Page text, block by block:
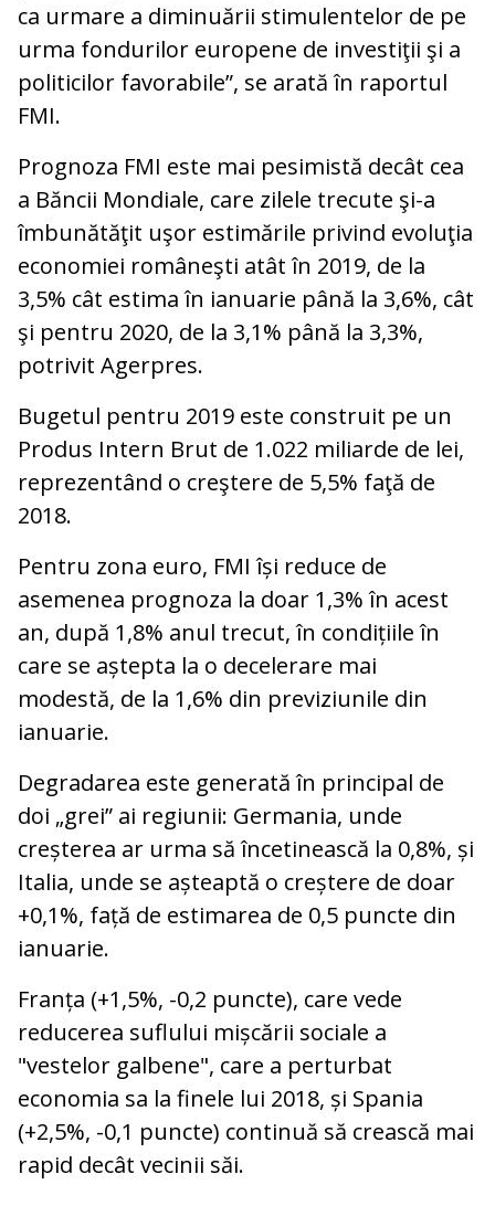
ca urmare a diminuării stimulentelor de pe
urma fondurilor europene de investiţii şi a
politicilor favorabile”, se arată în raportul
FMI.
Prognoza FMI este mai pesimistă decât cea
a Băncii Mondiale, care zilele trecute şi-a
îmbunătăţit uşor estimările privind evoluţia
economiei româneşti atât în 2019, de la
3,5% cât estima în ianuarie până la 3,6%, cât
şi pentru 2020, de la 3,1% până la 3,3%,
potrivit Agerpres.
Bugetul pentru 2019 este construit pe un
Produs Intern Brut de 1.022 miliarde de lei,
reprezentând o creştere de 5,5% faţă de
2018.
Pentru zona euro, FMI își reduce de
asemenea prognoza la doar 1,3% în acest
an, după 1,8% anul trecut, în condițiile în
care se aștepta la o decelerare mai
modestă, de la 1,6% din previziunile din
ianuarie.
Degradarea este generată în principal de
doi „grei” ai regiunii: Germania, unde
creșterea ar urma să încetinească la 0,8%, și
Italia, unde se așteaptă o creștere de doar
+0,1%, față de estimarea de 0,5 puncte din
ianuarie.
Franța (+1,5%, -0,2 puncte), care vede
reducerea suflului mișcării sociale a
"vestelor galbene", care a perturbat
economia sa la finele lui 2018, și Spania
(+2,5%, -0,1 puncte) continuă să crească mai
rapid decât vecinii săi.